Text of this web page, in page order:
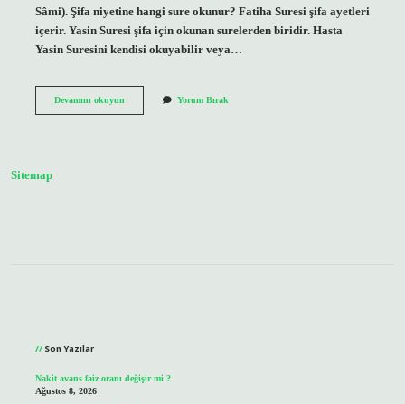
Sâmi). Şifa niyetine hangi sure okunur? Fatiha Suresi şifa ayetleri
içerir. Yasin Suresi şifa için okunan surelerden biridir. Hasta
Yasin Suresini kendisi okuyabilir veya…
Devamını okuyunŞifa
Yorum Bırak
Sitemap
Son Yazılar
Nakit avans faiz oranı değişir mi ?
Ağustos 8, 2026